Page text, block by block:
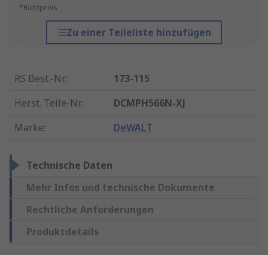
*Richtpreis
Zu einer Teileliste hinzufügen
RS Best.-Nr.:
173-115
Herst. Teile-Nr.:
DCMPH566N-XJ
Marke: DeWALT
Technische Daten
Mehr Infos und technische Dokumente
Rechtliche Anforderungen
Produktdetails